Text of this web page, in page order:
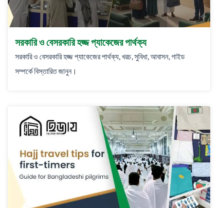
সরকারি ও বেসরকারি হজ্জ প্যাকেজের পার্থক্য
সরকারি ও বেসরকারি হজ্জ প্যাকেজের পার্থক্য, খরচ, সুবিধা, আবাসন, গাইড
সম্পর্কে বিস্তারিত জানুন।